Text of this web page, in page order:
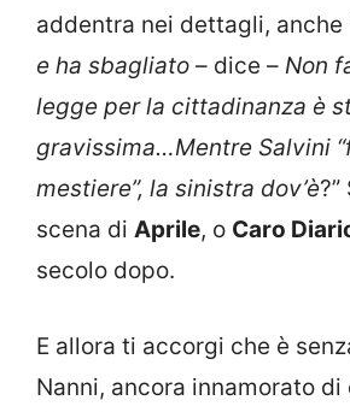
addentra nei dettagli, anche
e ha sbagliato – dice – Non
legge per la cittadinanza è
gravissima…Mentre Salvini
mestiere”, la sinistra dov’è
scena di Aprile, o Caro
secolo dopo.
E allora ti accorgi che è
Nanni, ancora innamorato